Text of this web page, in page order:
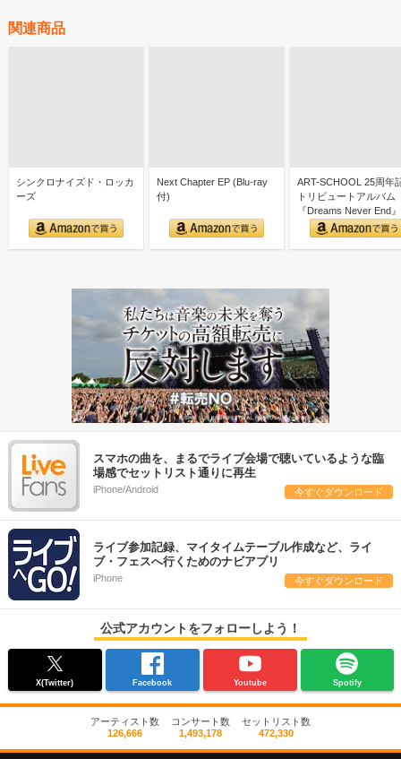
関連商品
シンクロナイズド・ロッカ
ーズ
Next Chapter EP (Blu-ray
付)
ART-SCHOOL 25周年
トリビュートアルバム
『Dreams Never End』
スマホの曲を、まるでライブ会場で聴いているような臨
場感でセットリスト通りに再生
iPhone/Android 今すぐダウンロード
ライブ参加記録、マイタイムテーブル作成など、ライ
ブ・フェスへ行くためのナビアプリ
iPhone 今すぐダウンロード
公式アカウントをフォローしよう！
X(Twitter) Facebook Youtube Spotify
アーティスト数
126,666
コンサート数
1,493,178
セットリスト数
472,330